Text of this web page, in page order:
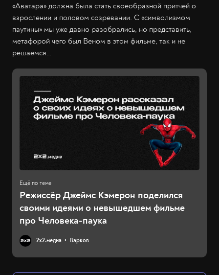
«Аватара» должна была стать своеобразной притчей о
взрослении и половом созревании. С «символизмом
паутины» мы уже давно разобрались, но представить,
метафорой чего был Веном в этом фильме, так и не
решаемся…
Режиссёр Джеймс Кэмерон поделился
своими идеями о невышедшем фильме
про Человека-паука
2х2.медиа Варков